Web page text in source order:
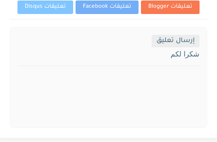
تعليقات Blogger تعليقات Facebook تعليقات Disqus
إرسال تعليق
شكرا لكم